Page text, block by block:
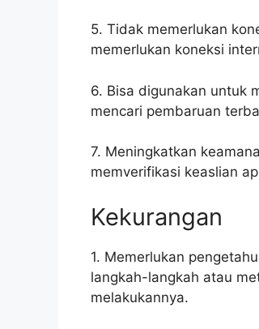
5. Tidak memerlukan
memerlukan koneksi
6. Bisa digunakan untuk
mencari pembaruan
7. Meningkatkan
memverifikasi keaslian
Kekurangan
1. Memerlukan
langkah-langkah atau
melakukannya.